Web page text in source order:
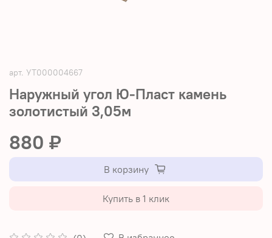
арт. УТ000004667
Наружный угол Ю-Пласт камень
золотистый 3,05м
880 ₽
В корзину
Купить в 1 клик